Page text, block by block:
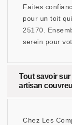
Faites
pour un toit
25170.
serein pour
Tout savoir
artisan
Chez Les